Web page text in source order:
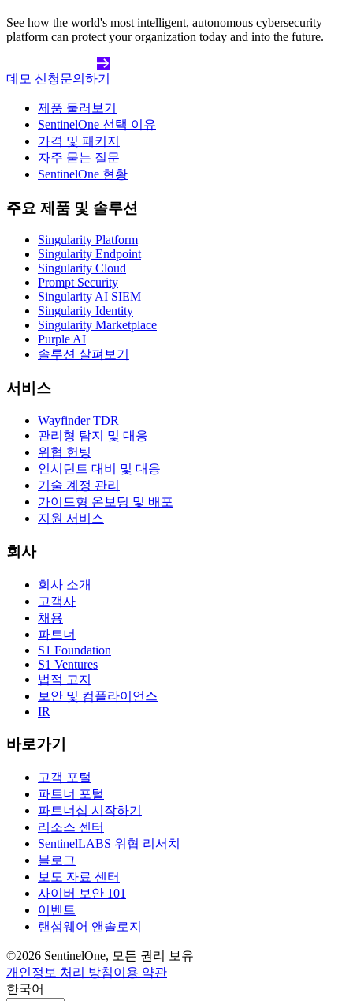
See how the world's most intelligent, autonomous cybersecurity
platform can protect your organization today and into the future.
데모 신청문의하기
제품 둘러보기
SentinelOne 선택 이유
가격 및 패키지
자주 묻는 질문
SentinelOne 현황
주요 제품 및 솔루션
Singularity Platform
Singularity Endpoint
Singularity Cloud
Prompt Security
Singularity AI SIEM
Singularity Identity
Singularity Marketplace
Purple AI
솔루션 살펴보기
서비스
Wayfinder TDR
관리형 탐지 및 대응
위협 헌팅
인시던트 대비 및 대응
기술 계정 관리
가이드형 온보딩 및 배포
지원 서비스
회사
회사 소개
고객사
채용
파트너
S1 Foundation
S1 Ventures
법적 고지
보안 및 컴플라이언스
IR
바로가기
고객 포털
파트너 포털
파트너십 시작하기
리소스 센터
SentinelLABS 위협 리서치
블로그
보도 자료 센터
사이버 보안 101
이벤트
랜섬웨어 앤솔로지
©2026 SentinelOne, 모든 권리 보유
개인정보 처리 방침이용 약관
한국어